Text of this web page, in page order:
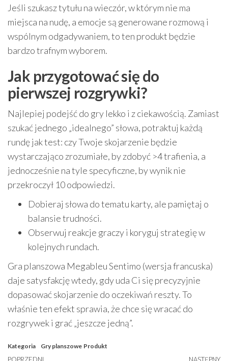
Jeśli szukasz tytułu na wieczór, w którym nie ma
miejsca na nudę, a emocje są generowane rozmową i
wspólnym odgadywaniem, to ten produkt będzie
bardzo trafnym wyborem.
Jak przygotować się do
pierwszej rozgrywki?
Najlepiej podejść do gry lekko i z ciekawością. Zamiast
szukać jednego „idealnego” słowa, potraktuj każdą
rundę jak test: czy Twoje skojarzenie będzie
wystarczająco zrozumiałe, by zdobyć >4 trafienia, a
jednocześnie na tyle specyficzne, by wynik nie
przekroczył 10 odpowiedzi.
Dobieraj słowa do tematu karty, ale pamiętaj o
balansie trudności.
Obserwuj reakcje graczy i koryguj strategię w
kolejnych rundach.
Gra planszowa Megableu Sentimo (wersja francuska)
daje satysfakcję wtedy, gdy uda Ci się precyzyjnie
dopasować skojarzenie do oczekiwań reszty. To
właśnie ten efekt sprawia, że chce się wracać do
rozgrywek i grać „jeszcze jedną”.
Kategoria Gry planszowe Produkt